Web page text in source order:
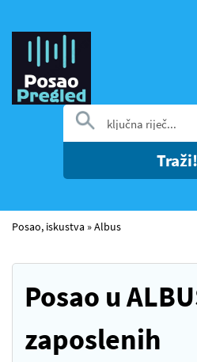
Traži!
Posao, iskustva »Albus
Posao u
zaposlenih